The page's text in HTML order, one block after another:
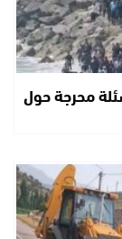
محرجة حول